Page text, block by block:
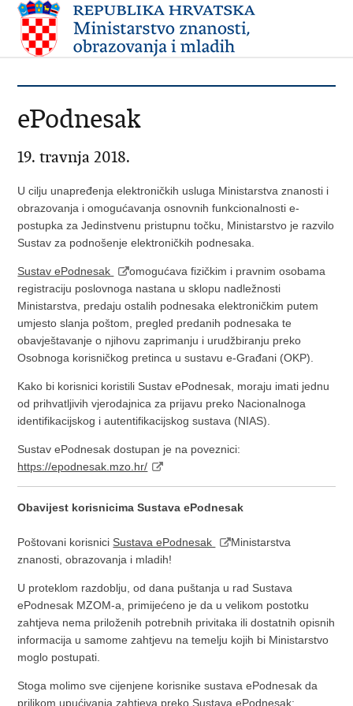
ePodnesak
19. travnja 2018.
U cilju unapređenja elektroničkih usluga Ministarstva znanosti i
obrazovanja i omogućavanja osnovnih funkcionalnosti e-
postupka za Jedinstvenu pristupnu točku, Ministarstvo je razvilo
Sustav za podnošenje elektroničkih podnesaka.
Sustav ePodnesak
omogućava fizičkim i pravnim osobama
registraciju poslovnoga nastana u sklopu nadležnosti
Ministarstva, predaju ostalih podnesaka elektroničkim putem
umjesto slanja poštom, pregled predanih podnesaka te
obavještavanje o njihovu zaprimanju i urudžbiranju preko
Osobnoga korisničkog pretinca u sustavu e-Građani (OKP).
Kako bi korisnici koristili Sustav ePodnesak, moraju imati jednu
od prihvatljivih vjerodajnica za prijavu preko Nacionalnoga
identifikacijskog i autentifikacijskog sustava (NIAS).
Sustav ePodnesak dostupan je na poveznici:
https://epodnesak.mzo.hr/
Obavijest korisnicima Sustava ePodnesak
Poštovani korisnici Sustava ePodnesak
Ministarstva
znanosti, obrazovanja i mladih!
U proteklom razdoblju, od dana puštanja u rad Sustava
ePodnesak MZOM-a, primijećeno je da u velikom postotku
zahtjeva nema priloženih potrebnih privitaka ili dostatnih opisnih
informacija u samome zahtjevu na temelju kojih bi Ministarstvo
moglo postupati.
Stoga molimo sve cijenjene korisnike sustava ePodnesak da
prilikom upućivanja zahtjeva preko Sustava ePodnesak: